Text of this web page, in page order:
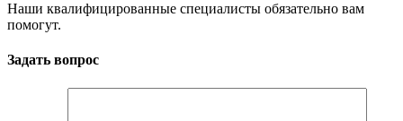
Наши квалифицированные специалисты обязательно вам
помогут.
Задать вопрос